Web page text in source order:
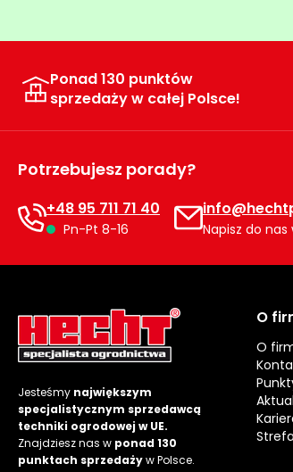
Ponad 130 punktów
sprzedaży w całej Polsce!
Potrzebujesz porady?
+48 95 711 71 40
Pn-Pt 8-16 Napisz do nas
Jesteśmy największym
specjalistycznym sprzedawcą
techniki ogrodowej w UE.
Znajdziesz nas w ponad 130
punktach sprzedażyw Polsce.
O
O